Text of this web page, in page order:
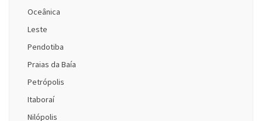
Oceânica
Leste
Pendotiba
Praias da Baía
Petrópolis
Itaboraí
Nilópolis